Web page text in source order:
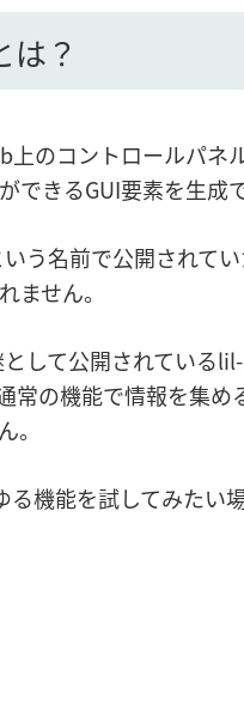
？
上のコントロールパネ
できるGUI要素を生成
う名前で公開されて
ません。
して公開されている
常の機能で情報を集
。
機能を試してみたい